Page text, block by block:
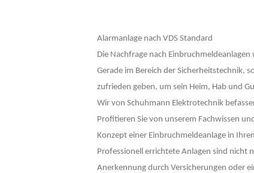
Alarmanlage nach VDS Standard
Die Nachfrage nach
Gerade im Bereich der Sicherheitstechnik,
zufrieden geben, um sein Heim, Hab und
Wir von Schuhmann Elektrotechnik
Profitieren Sie von unserem Fachwissen
Konzept einer Einbruchmeldeanlage in
Professionell errichtete Anlagen sind nicht
Anerkennung durch Versicherungen oder